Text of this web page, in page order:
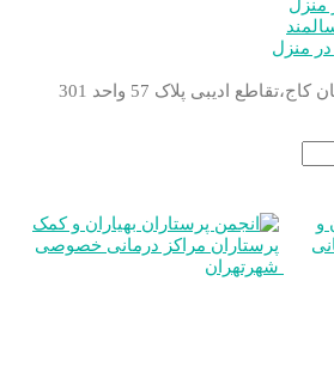
منزل
در منزل
ادیبی پلاک 57 واحد 301